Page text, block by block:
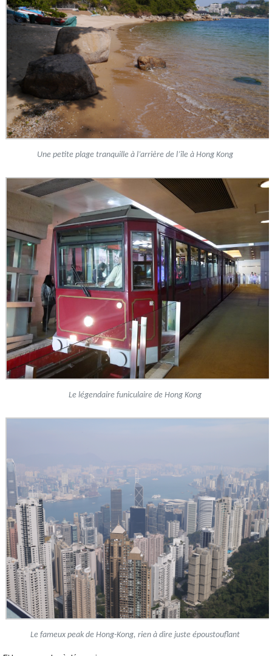
Une petite plage tranquille à l’arrière de l’île à Hong Kong
Le légendaire funiculaire de Hong Kong
Le fameux peak de Hong-Kong, rien à dire juste époustouflant